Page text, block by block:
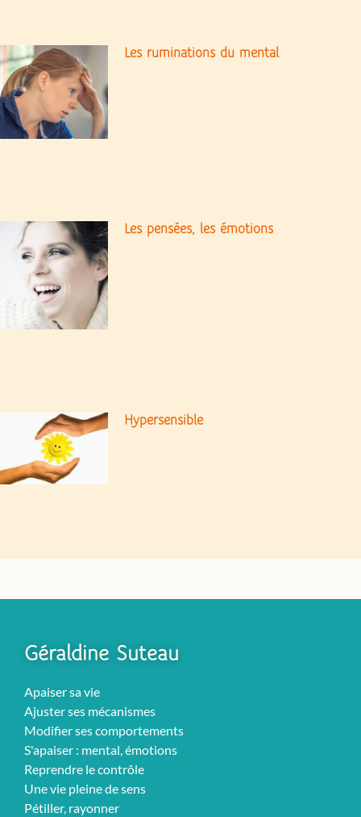
Les ruminations du mental
Les pensées, les émotions
Hypersensible
Géraldine Suteau
Apaiser sa vie
Ajuster ses mécanismes
Modifier ses comportements
S'apaiser : mental, émotions
Reprendre le contrôle
Une vie pleine de sens
Pétiller, rayonner